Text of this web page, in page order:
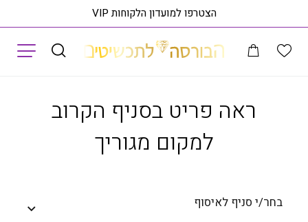
הצטרפו למועדון הלקוחות VIP
ראה פריט בסניף הקרוב
למקום מגוריך
בחר/י סניף לאיסוף